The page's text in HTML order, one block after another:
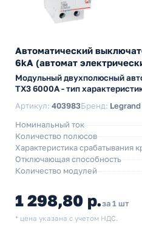
Автоматический
6kA (автомат
Модульный двухполюсный
TX3 6000А - тип
Артикул: 403983Бренд:
Номинальный ток
Количество полюсов
Характеристика срабатывания
Отключающая способность
Количество модулей
1 298,80 р.за 1 шт
* цена указана с учетом НДС.